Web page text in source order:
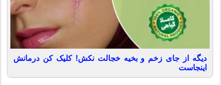
دیگه از جای زخم و بخیه خجالت نکش! کلیک کن درمانش
اینجاست